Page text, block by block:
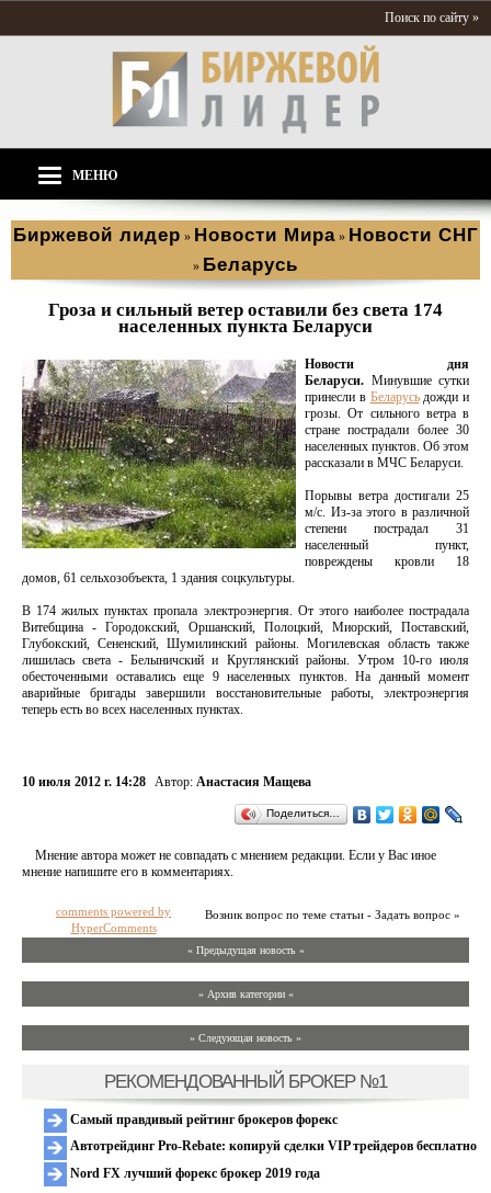
Поиск по сайту »
МЕНЮ
Биржевой лидер » Новости Мира » Новости СНГ
» Беларусь
Гроза и сильный ветер оставили без света 174
населенных пункта Беларуси
Новости дня
Беларуси. Минувшие сутки
принесли в Беларусьдожди и
грозы. От сильного ветра в
стране пострадали более 30
населенных пунктов. Об этом
рассказали в МЧС Беларуси.
Порывы ветра достигали 25
м/с. Из-за этого в различной
степени пострадал 31
населенный пункт,
повреждены кровли 18
домов, 61 сельхозобъекта, 1 здания соцкультуры.
В 174 жилых пунктах пропала электроэнергия. От этого наиболее пострадала
Витебщина - Городокский, Оршанский, Полоцкий, Миорский, Поставский,
Глубокский, Сененский, Шумилинский районы. Могилевская область также
лишилась света - Белыничский и Круглянский районы. Утром 10-го июля
обесточенными оставались еще 9 населенных пунктов. На данный момент
аварийные бригады завершили восстановительные работы, электроэнергия
теперь есть во всех населенных пунктах.
10 июля 2012 г. 14:28 Автор: Анастасия Мащева
Поделиться…
Мнение автора может не совпадать с мнением редакции. Если у Вас иное
мнение напишите его в комментариях.
Возник вопрос по теме статьи - Задать вопрос »
comments powered by
HyperComments
« Предыдущая новость «
» Архив категории «
» Следующая новость »
РЕКОМЕНДОВАННЫЙ БРОКЕР №1
Самый правдивый рейтинг брокеров форекс
Автотрейдинг Pro-Rebate: копируй сделки VIP трейдеров бесплатно
Nord FX лучший форекс брокер 2019 года